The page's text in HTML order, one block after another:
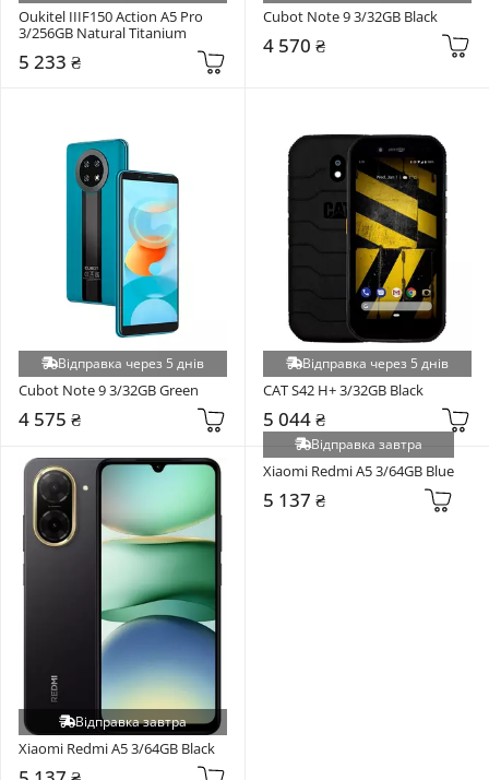
Oukitel IIIF150 Action A5 Pro
3/256GB Natural Titanium
5 233 ₴
Cubot Note 9 3/32GB Black
4 570 ₴
Відправка через 5 днів
Cubot Note 9 3/32GB Green
4 575 ₴
Відправка через 5 днів
CAT S42 H+ 3/32GB Black
5 044 ₴
Відправка завтра
Xiaomi Redmi A5 3/64GB Black
Відправка завтра
Xiaomi Redmi A5 3/64GB Blue
5 137 ₴